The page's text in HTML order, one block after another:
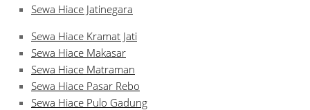
Sewa Hiace Jatinegara
Sewa Hiace Kramat Jati
Sewa Hiace Makasar
Sewa Hiace Matraman
Sewa Hiace Pasar Rebo
Sewa Hiace Pulo Gadung